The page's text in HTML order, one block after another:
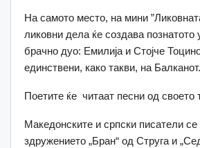
На самото место, на мини
ликовни дела ќе создава познатото
брачно дуо: Емилија и Стојче
единствени, како такви, на Балканот.
Поетите ќе читаат песни од своето
Македонските и српски писатели
здружението „Бран“ од Струга и